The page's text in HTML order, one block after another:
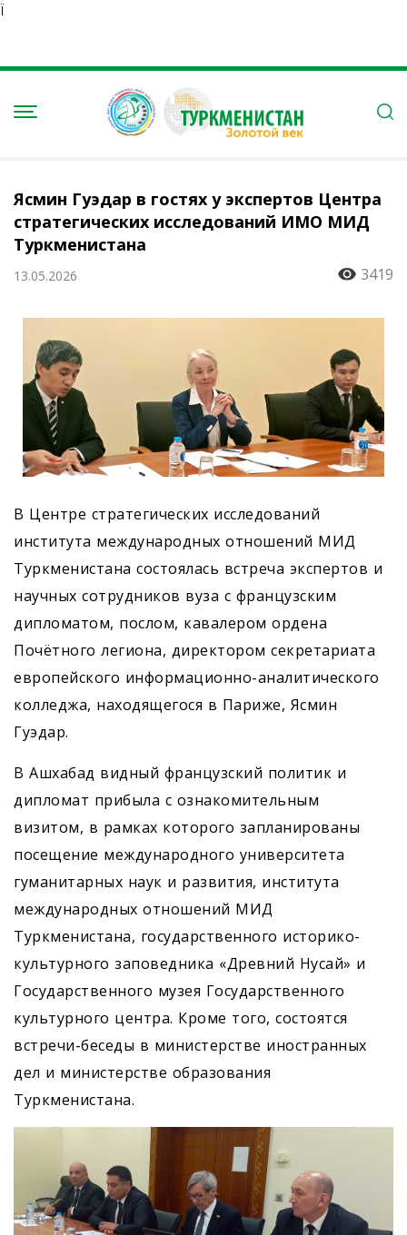
Ï
Ясмин Гуэдар в гостях у экспертов Центра
стратегических исследований ИМО МИД
Туркменистана
13.05.2026 3419
В Центре стратегических исследований
института международных отношений МИД
Туркменистана состоялась встреча экспертов и
научных сотрудников вуза с французским
дипломатом, послом, кавалером ордена
Почётного легиона, директором секретариата
европейского информационно-аналитического
колледжа, находящегося в Париже, Ясмин
Гуэдар.
В Ашхабад видный французский политик и
дипломат прибыла с ознакомительным
визитом, в рамках которого запланированы
посещение международного университета
гуманитарных наук и развития, института
международных отношений МИД
Туркменистана, государственного историко-
культурного заповедника «Древний Нусай» и
Государственного музея Государственного
культурного центра. Кроме того, состоятся
встречи-беседы в министерстве иностранных
дел и министерстве образования
Туркменистана.